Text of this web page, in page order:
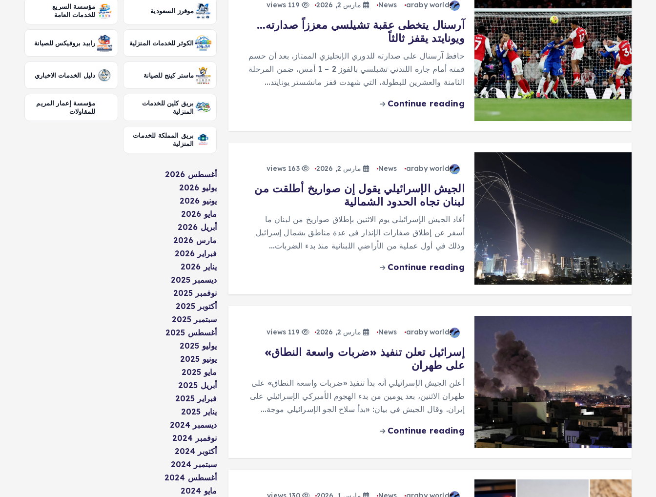
araby world
News مارس 2, 2026
آرسنال يتخطى عقبة تشيلسي معززاً صدارته…
ويونايتد يقفز ثالثاً
حافظ آرسنال على صدارته للدوري الإنجليزي الممتاز، بعد أن حسم
قمته أمام جاره اللندني تشيلسي بالفوز 2 – 1 أمس، ضمن المرحلة
الثامنة والعشرين للبطولة، التي شهدت قفز مانشستر يونايتد…
Continue reading
araby world
News مارس 2, 2026 163 views
الجيش الإسرائيلي يقول إن صواريخ أطلقت من
لبنان تجاه الحدود الشمالية
أفاد الجيش الإسرائيلي يوم الاثنين بإطلاق صواريخ من لبنان ما ​
أسفر عن إطلاق صفارات الإنذار في عدة مناطق بشمال إسرائيل
وذلك في أول عملية من الأراضي اللبنانية منذ بدء الضربات…
Continue reading
araby world
News مارس 2, 2026
إسرائيل تعلن تنفيذ «ضربات واسعة النطاق»
على طهران
أعلن الجيش الإسرائيلي أنه بدأ تنفيذ «ضربات واسعة النطاق» على
طهران الاثنين، بعد يومين من بدء الهجوم الأميركي الإسرائيلي على
إيران. وقال الجيش في بيان: «بدأ سلاح الجو الإسرائيلي موجة…
Continue reading
موفرز السعودية
مؤسسة السريع
للخدمات العامة
الكوثر للخدمات المنزلية رابيد بروفيكس للصيانة
ماستر كينج للصيانة دليل الخدمات الاخباري
بريق كلين للخدمات
المنزلية
مؤسسة إعمار المريم
للمقاولات
بريق المملكة للخدمات
المنزلية
أغسطس 2026
يوليو 2026
يونيو 2026
مايو 2026
أبريل 2026
مارس 2026
فبراير 2026
يناير 2026
ديسمبر 2025
نوفمبر 2025
أكتوبر 2025
سبتمبر 2025
أغسطس 2025
يوليو 2025
يونيو 2025
مايو 2025
أبريل 2025
فبراير 2025
يناير 2025
ديسمبر 2024
نوفمبر 2024
أكتوبر 2024
سبتمبر 2024
أغسطس 2024
مايو 2024